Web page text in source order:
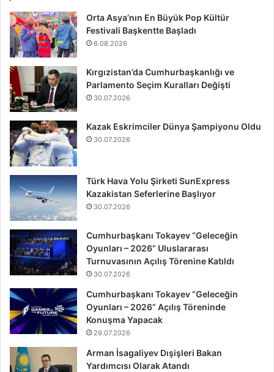
Orta Asya’nın En Büyük Pop Kültür
Festivali Başkentte Başladı
6.08.2026
Kırgızistan’da Cumhurbaşkanlığı ve
Parlamento Seçim Kuralları Değişti
30.07.2026
Kazak Eskrimciler Dünya Şampiyonu Oldu
30.07.2026
Türk Hava Yolu Şirketi SunExpress
Kazakistan Seferlerine Başlıyor
30.07.2026
Cumhurbaşkanı Tokayev “Geleceğin
Oyunları – 2026” Uluslararası
Turnuvasının Açılış Törenine Katıldı
30.07.2026
Cumhurbaşkanı Tokayev “Geleceğin
Oyunları – 2026” Açılış Töreninde
Konuşma Yapacak
29.07.2026
Arman İsagaliyev Dışişleri Bakan
Yardımcısı Olarak Atandı